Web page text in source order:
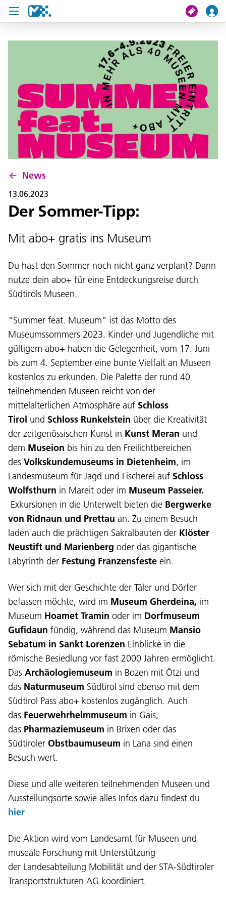
Suche
Meine Fahrt
Tickets
U19 Pass
News
Projekte
Service und Kontakt
Sprache:
DEU
ITA LAD ENG
Impressum
Privacy und Cookie Policy
Nutzungsbedingungen Beschwerden
Jobs
News
13.06.2023
Der Sommer-Tipp:
Mit abo+ gratis ins Museum
Du hast den Sommer noch nicht ganz verplant? Dann
nutze dein abo+ für eine Entdeckungsreise durch
Südtirols Museen.
"Summer feat. Museum" ist das Motto des
Museumssommers 2023. Kinder und Jugendliche mit
gültigem abo+ haben die Gelegenheit, vom 17. Juni
bis zum 4. September eine bunte Vielfalt an Museen
kostenlos zu erkunden. Die Palette der rund 40
teilnehmenden Museen reicht von der
mittelalterlichen Atmosphäre auf Schloss
Tirol und Schloss Runkelstein über die Kreativität
der zeitgenössischen Kunst in Kunst Meran und
dem Museion bis hin zu den Freilichtbereichen
des Volkskundemuseums in Dietenheim, im
Landesmuseum für Jagd und Fischerei auf Schloss
Wolfsthurn in Mareit oder im Museum Passeier.
Exkursionen in die Unterwelt bieten die Bergwerke
von Ridnaun und Prettau an. Zu einem Besuch
laden auch die prächtigen Sakralbauten der Klöster
Neustift und Marienberg oder das gigantische
Labyrinth der Festung Franzensfeste ein.
Wer sich mit der Geschichte der Täler und Dörfer
befassen möchte, wird im Museum Gherdeina, im
Museum Hoamet Tramin oder im Dorfmuseum
Gufidaun fündig, während das Museum Mansio
Sebatum in Sankt Lorenzen Einblicke in die
römische Besiedlung vor fast 2000 Jahren ermöglicht.
Das Archäologiemuseum in Bozen mit Ötzi und
das Naturmuseum Südtirol sind ebenso mit dem
Südtirol Pass abo+ kostenlos zugänglich. Auch
das Feuerwehrhelmmuseum in Gais,
das Pharmaziemuseum in Brixen oder das
Südtiroler Obstbaumuseum in Lana sind einen
Besuch wert.
Diese und alle weiteren teilnehmenden Museen und
Ausstellungsorte sowie alles Infos dazu findest du
hier
Die Aktion wird vom Landesamt für Museen und
museale Forschung mit Unterstützung
der Landesabteilung Mobilität und der STA-Südtiroler
Transportstrukturen AG koordiniert.